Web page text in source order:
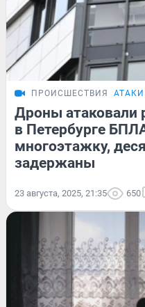
ПРОИСШЕСТВИЯ
Дроны атаковали
в Петербурге
многоэтажку,
задержаны
23 августа, 2025, 21:35 650